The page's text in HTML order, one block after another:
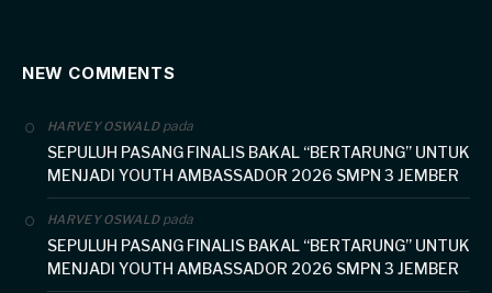
NEW COMMENTS
HARVEY OSWALDpada
SEPULUH PASANG FINALIS BAKAL “BERTARUNG” UNTUK
MENJADI YOUTH AMBASSADOR 2026 SMPN 3 JEMBER
HARVEY OSWALDpada
SEPULUH PASANG FINALIS BAKAL “BERTARUNG” UNTUK
MENJADI YOUTH AMBASSADOR 2026 SMPN 3 JEMBER